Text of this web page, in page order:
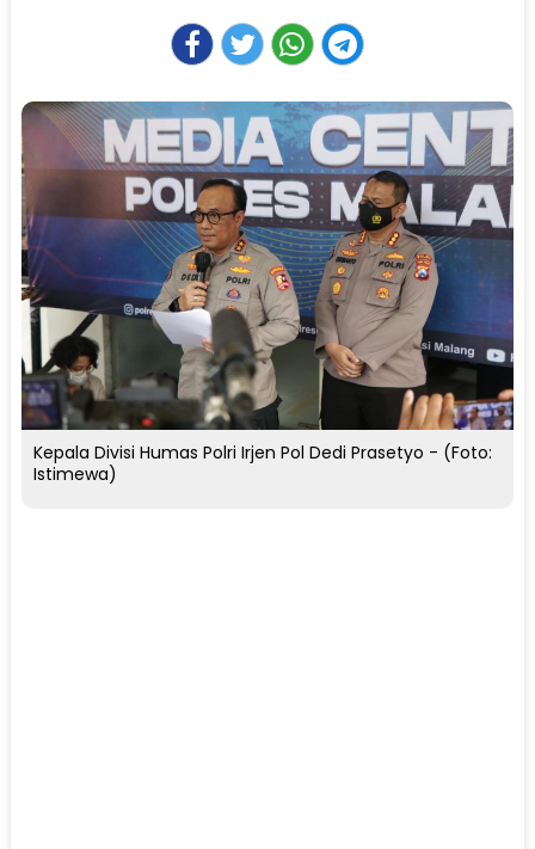
Kepala Divisi Humas Polri Irjen Pol Dedi Prasetyo - (Foto:
Istimewa)